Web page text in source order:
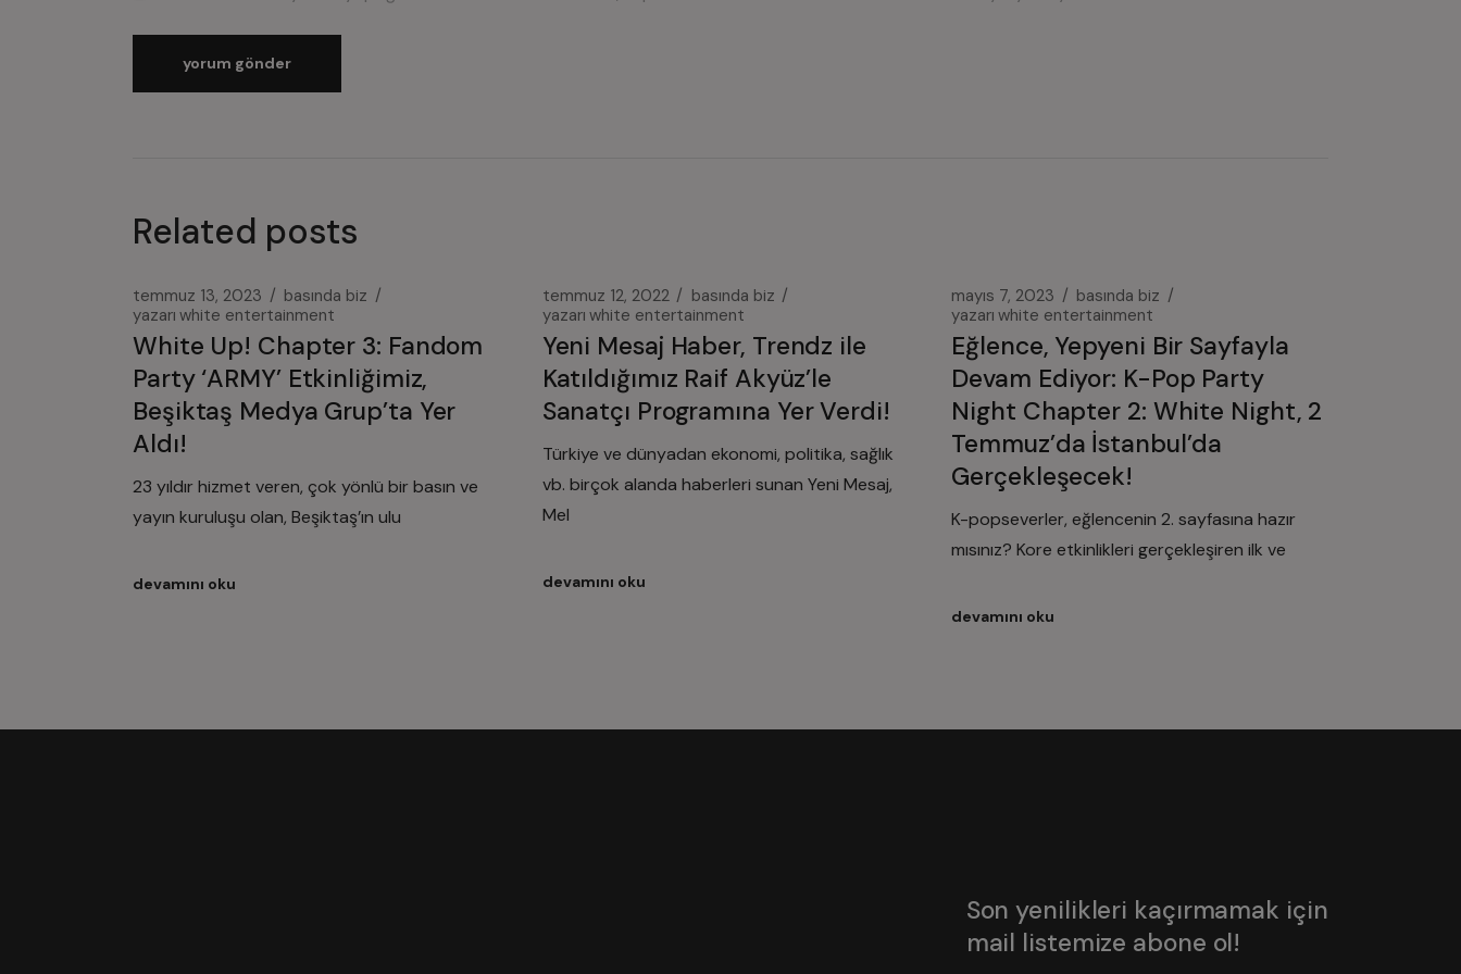
yorum gönder
Related posts
temmuz 13, 2023
basında biz
yazarı white entertainment
White Up! Chapter 3: Fandom
Party ‘ARMY’ Etkinliğimiz,
Beşiktaş Medya Grup’ta Yer
Aldı!
23 yıldır hizmet veren, çok yönlü bir basın ve
yayın kuruluşu olan, Beşiktaş’ın ulu
devamını oku
temmuz 12, 2022
basında biz
yazarı white entertainment
Yeni Mesaj Haber, Trendz ile
Katıldığımız Raif Akyüz’le
Sanatçı Programına Yer Verdi!
Türkiye ve dünyadan ekonomi, politika, sağlık
vb. birçok alanda haberleri sunan Yeni Mesaj,
Mel
devamını oku
mayıs 7, 2023
basında biz
yazarı white entertainment
Eğlence, Yepyeni Bir Sayfayla
Devam Ediyor: K-Pop Party
Night Chapter 2: White Night, 2
Temmuz’da İstanbul’da
Gerçekleşecek!
K-popseverler, eğlencenin 2. sayfasına hazır
mısınız? Kore etkinlikleri gerçekleşiren ilk ve
devamını oku
Son yenilikleri kaçırmamak için
mail listemize abone ol!